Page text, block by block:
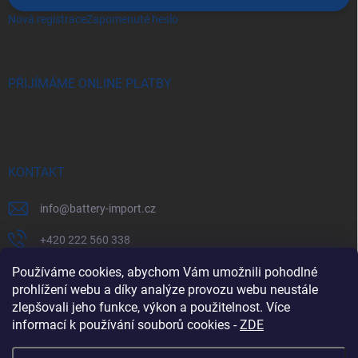
Používáme cookies, abychom Vám umožnili pohodlné
prohlížení webu a díky analýze provozu webu neustále
zlepšovali jeho funkce, výkon a použitelnost. Více
informací k používání souborů cookies -ZDE
Nová registraceZapomenuté heslo
PŘIJÍMÁME ONLINE PLATBY
KONTAKT
info@battery-import.cz
+420 222 560 338
+420 774 969 705
Zboží.cz Heureka.cz Battery Import SK REKLAMACE